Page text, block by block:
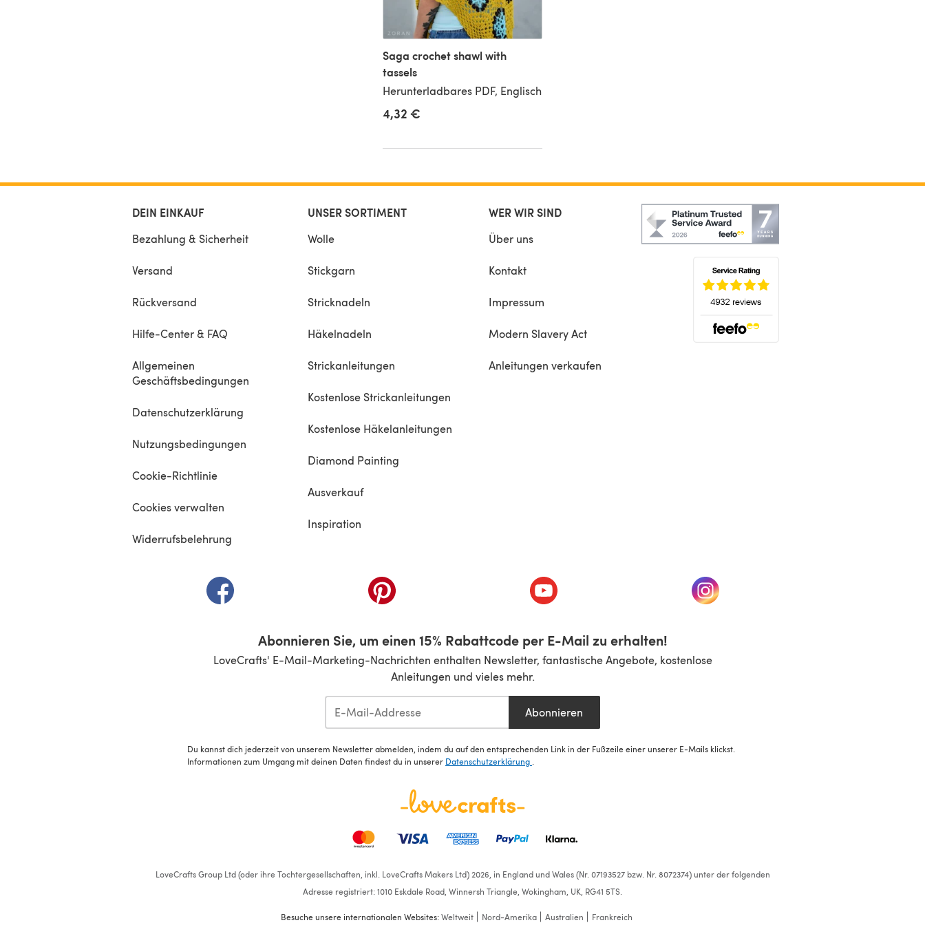
Saga crochet shawl with
tassels
Herunterladbares PDF, Englisch
4,32 €
DEIN EINKAUF
Bezahlung & Sicherheit
Versand
Rückversand
Hilfe-Center & FAQ
Allgemeinen
Geschäftsbedingungen
Datenschutzerklärung
Nutzungsbedingungen
Cookie-Richtlinie
Cookies verwalten
Widerrufsbelehrung
UNSER SORTIMENT
Wolle
Stickgarn
Stricknadeln
Häkelnadeln
Strickanleitungen
Kostenlose Strickanleitungen
Kostenlose Häkelanleitungen
Diamond Painting
Ausverkauf
Inspiration
WER WIR SIND
Über uns
Kontakt
Impressum
Modern Slavery Act
Anleitungen verkaufen
(öffnet sich in einem neuen Tab)(öffnet sich in einem neuen Tab)(öffnet sich in einem neuen Tab)(öffnet sich in einem neuen Tab)
Abonnieren Sie, um einen 15% Rabattcode per E-Mail zu erhalten!
LoveCrafts' E-Mail-Marketing-Nachrichten enthalten Newsletter, fantastische Angebote, kostenlose
Anleitungen und vieles mehr.
Abonnieren
Du kannst dich jederzeit von unserem Newsletter abmelden, indem du auf den entsprechenden Link in der Fußzeile einer unserer E-Mails klickst.
Informationen zum Umgang mit deinen Daten findest du in unserer Datenschutzerklärung .
LoveCrafts Group Ltd (oder ihre Tochtergesellschaften, inkl. LoveCrafts Makers Ltd) 2026, in England und Wales (Nr. 07193527 bzw. Nr. 8072374) unter der folgenden
Adresse registriert: 1010 Eskdale Road, Winnersh Triangle, Wokingham, UK, RG41 5TS.
Besuche unsere internationalen Websites:Weltweit Nord-Amerika Australien Frankreich